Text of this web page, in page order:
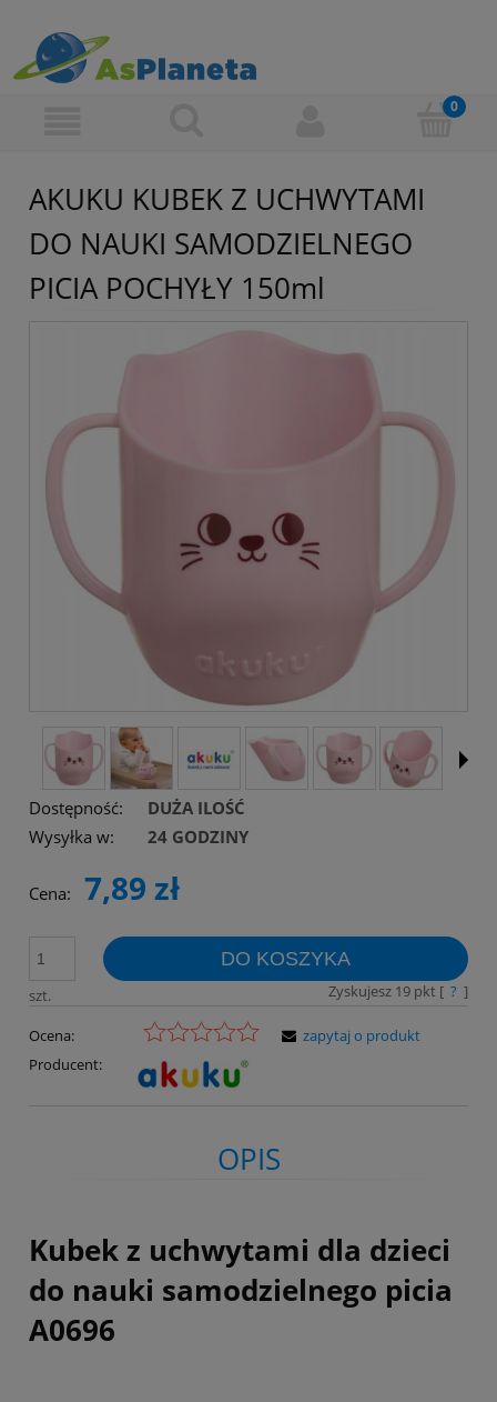
AKUKU KUBEK Z UCHWYTAMI
DO NAUKI SAMODZIELNEGO
PICIA POCHYŁY 150ml
Dostępność:
DUŻA ILOŚĆ
Wysyłka w:
24 GODZINY
Cena: 7,89 zł
szt.
DO KOSZYKA
Zyskujesz 19pkt [ ? ]
Ocena:
Producent:
zapytaj o produkt
OPIS
Kubek z uchwytami dla dzieci
do nauki samodzielnego picia
A0696